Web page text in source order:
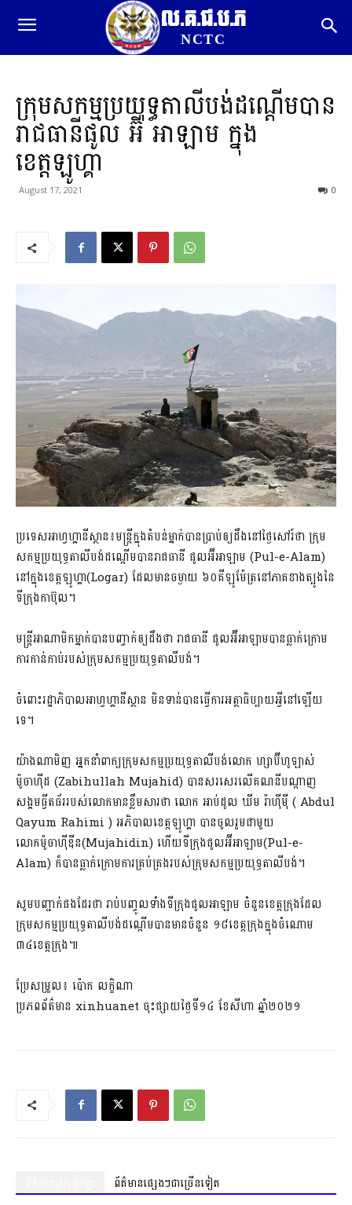
ល.គ.ជ.ប.ភ
NCTC
ក្រុមសកម្មប្រយុទ្ធតាលីបង់ដណ្តើមបាន
រាជធានីផូល អ៊ី​ អាឡាម ក្នុង
ខេត្តឡូហ្គា
August 17, 2021 0
ប្រទេសអាហ្វហ្គានីស្ថាន៖មន្រ្តីក្នុងតំបន់ម្នាក់បានប្រាប់ឲ្យដឹងនៅថ្ងៃសៅរ៍ថា ក្រុម
សកម្មប្រយុទ្ធតាលីបង់ដណ្តើមបានរាជធានី ផូលអ៊ីអាឡាម (Pul-e-Alam)
នៅក្នុងខេត្តឡូហ្គា(Logar) ដែលមានចម្ងាយ ៦០គីឡូម៉ែត្រនៅភាគខាងត្បូងនៃ
ទីក្រុងកាប៊ុល។​
មន្រ្តីអាណាមិកម្នាក់បានបញ្ចាក់ឲ្យដឹងថា រាជធានី ផូលអ៊ីអាឡាម​បានធ្លាក់ក្រោម
ការ​កាន់កាប់របស់ក្រុមសកម្មប្រយុទ្ធតាលីបង់។
ចំពោះរដ្ឋាភិបាលអាហ្វហ្គានីស្ថាន មិនទាន់បានធ្វើការអត្ថាធិប្បាយអ្វីនៅឡើយ
ទេ។
យ៉ាងណាមិញ អ្នកនាំពាក្យក្រុមសកម្មប្រយុទ្ធតាលីបង់លោក ហ្សាប៊ីហូឡាស់
ម៉ូចាហ៊ីដ (Zabihullah Mujahid) បានសរសេរលើគណនីបណ្តាញ
សង្គមធ្វីតធ័ររបស់លោកមានខ្លឹម​សារថា លោក អាប់ដូល ឃីម រ៉ាហ៊ីម៉ី ( Abdul
Qayum Rahimi ) អភិបាលខេត្តឡូហ្គា បានចូលរួមជាមួយ
លោកម៉ូចាហ៊ីឌីន(Mujahidin) ហើយទីក្រុងផូលអ៊ីអាឡាម(Pul-e-
Alam) ក៏បានធ្លាក់ក្រោមការគ្រប់គ្រងរបស់ក្រុមសកម្មប្រយុទ្ធតាលីបង់។
សូមបញ្ជាក់ផងដែរថា រាប់បញ្ចូលទាំងទីក្រុងផូលអាឡាម ចំនួនខេត្តក្រុងដែល
ក្រុមសកម្មប្រយុទ្ធតាលីបង់ដណ្តើមបានមានចំនួន ១៨ខេត្តក្រុងក្នុងចំណោម
៣៤ខេត្តក្រុង៕
ប្រែសម្រួល៖ ប៉ោក លក្ខិណា
ប្រភពព័ត៌មាន xinhuanet ចុះផ្សាយថ្ងៃទី១៤ ខែសីហា ឆ្នាំ២០២១
ព័ត៌មានផ្សេងៗជាច្រើនទៀត